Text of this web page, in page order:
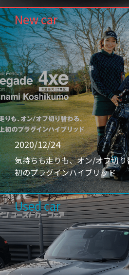
New car
2020/12/24
気持ちも走りも、オン/オフ切
初のプラグインハイブリッド
Used car